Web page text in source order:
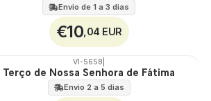
Envio de 1 a 3 dias
€10 ,04 EUR
🇵🇹
VI-5658
Terço de Nossa Senhora de Fátima
Envio 2 a 5 dias